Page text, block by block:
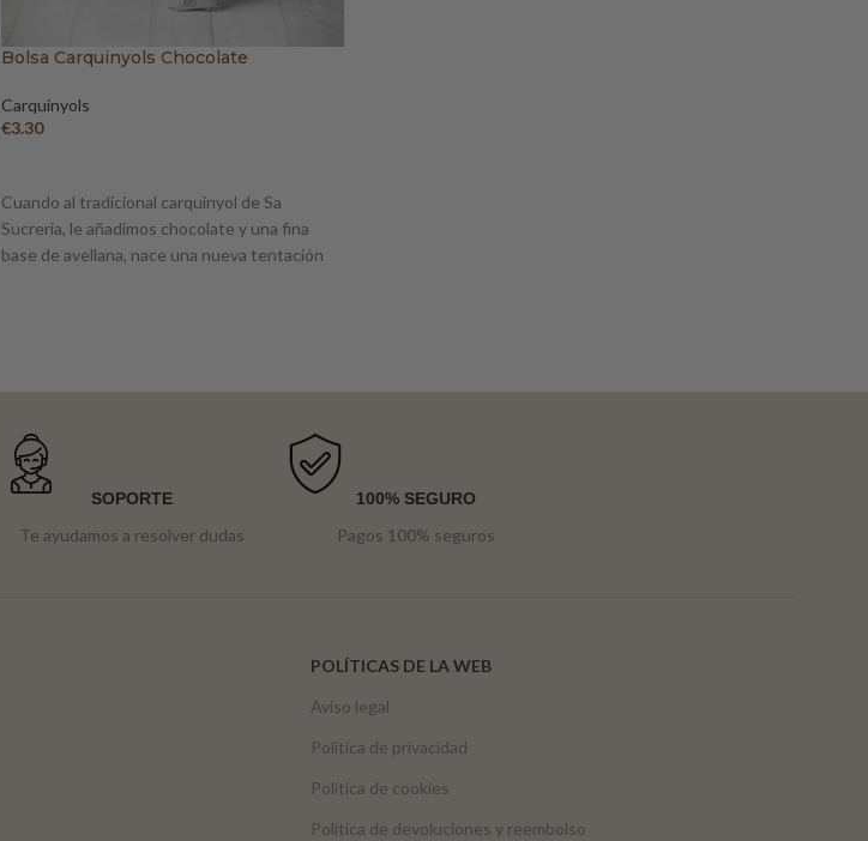
Bolsa Carquinyols Chocolate
Carquinyols
€3.30
Cuando al tradicional carquinyol de Sa
Sucreria, le añadimos chocolate y una fina
base de avellana, nace una nueva tentación
SOPORTE
Te ayudamos a resolver dudas
100% SEGURO
Pagos 100% seguros
POLÍTICAS DE LA WEB
Aviso legal
Política de privacidad
Política de cookies
Política de devoluciones y reembolso